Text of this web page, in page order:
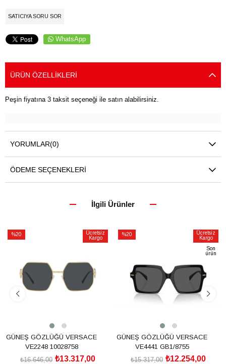
SATICIYA SORU SOR
WhatsApp
ÜRÜN ÖZELLIKLERI
Peşin fiyatına 3 taksit seçeneği ile satın alabilirsiniz.
YORUMLAR(0)
ÖDEME SEÇENEKLERI
İlgili Ürünler
%20
Ücretsiz
Kargo
GÜNEŞ GÖZLÜĞÜ VERSACE
VE2248 10028758
₺13.317,00
₺16.646,00
%20
Ücretsiz
Kargo
Son
ürün
GÜNEŞ GÖZLÜĞÜ VERSACE
VE4441 GB1/8755
₺12.254,00
₺15.317,00